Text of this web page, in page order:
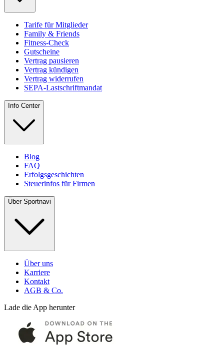
Tarife für Mitglieder
Family & Friends
Fitness-Check
Gutscheine
Vertrag pausieren
Vertrag kündigen
Vertrag widerrufen
SEPA-Lastschriftmandat
Info Center
Blog
FAQ
Erfolgsgeschichten
Steuerinfos für Firmen
Über Sportnavi
Über uns
Karriere
Kontakt
AGB & Co.
Lade die App herunter